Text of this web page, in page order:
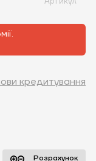
кредитування
Розрахунок